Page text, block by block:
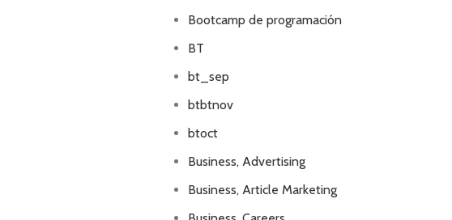
Bootcamp de programación
BT
bt_sep
btbtnov
btoct
Business, Advertising
Business, Article Marketing